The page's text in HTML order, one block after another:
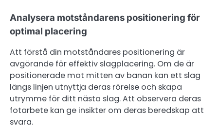
Analysera motståndarens positionering för
optimal placering
Att förstå din motståndares positionering är
avgörande för effektiv slagplacering. Om de är
positionerade mot mitten av banan kan ett slag
längs linjen utnyttja deras rörelse och skapa
utrymme för ditt nästa slag. Att observera deras
fotarbete kan ge insikter om deras beredskap att
svara.